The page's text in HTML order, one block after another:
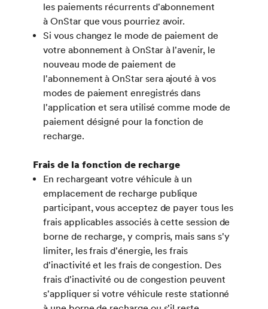
les paiements récurrents d'abonnement
à OnStar que vous pourriez avoir.
Si vous changez le mode de paiement de
votre abonnement à OnStar à l'avenir, le
nouveau mode de paiement de
l'abonnement à OnStar sera ajouté à vos
modes de paiement enregistrés dans
l'application et sera utilisé comme mode de
paiement désigné pour la fonction de
recharge.
Frais de la fonction de recharge
En rechargeant votre véhicule à un
emplacement de recharge publique
participant, vous acceptez de payer tous les
frais applicables associés à cette session de
borne de recharge, y compris, mais sans s'y
limiter, les frais d'énergie, les frais
d'inactivité et les frais de congestion. Des
frais d'inactivité ou de congestion peuvent
s'appliquer si votre véhicule reste stationné